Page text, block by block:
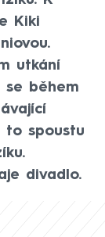
Kiki
utkání
se během
to spoustu
divadlo.